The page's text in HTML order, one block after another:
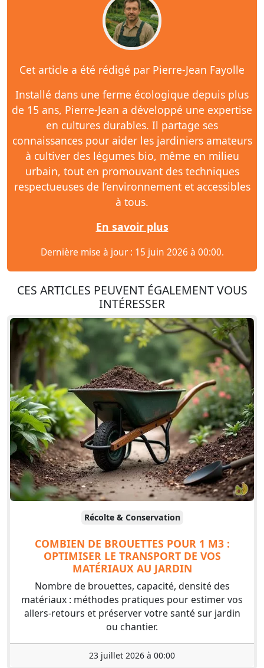
Cet article a été rédigé par Pierre-Jean Fayolle
Installé dans une ferme écologique depuis plus
de 15 ans, Pierre-Jean a développé une expertise
en cultures durables. Il partage ses
connaissances pour aider les jardiniers amateurs
à cultiver des légumes bio, même en milieu
urbain, tout en promouvant des techniques
respectueuses de l’environnement et accessibles
à tous.
En savoir plus
Dernière mise à jour : 15 juin 2026 à 00:00.
CES ARTICLES PEUVENT ÉGALEMENT VOUS
INTÉRESSER
Récolte & Conservation
COMBIEN DE BROUETTES POUR 1 M3 :
OPTIMISER LE TRANSPORT DE VOS
MATÉRIAUX AU JARDIN
Nombre de brouettes, capacité, densité des
matériaux : méthodes pratiques pour estimer vos
allers-retours et préserver votre santé sur jardin
ou chantier.
23 juillet 2026 à 00:00